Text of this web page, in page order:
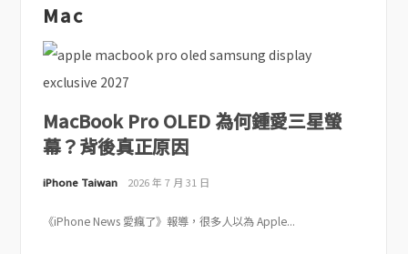
Mac
MacBook Pro OLED 為何鍾愛三星螢
幕？背後真正原因
iPhone Taiwan 2026 年 7 月 31 日
《iPhone News 愛瘋了》報導，很多人以為 Apple...